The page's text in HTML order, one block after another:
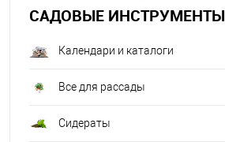
САДОВЫЕ ИНСТРУМЕНТЫ
Календари и каталоги
Все для рассады
Сидераты